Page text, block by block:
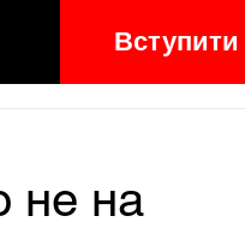
Вступити
не на